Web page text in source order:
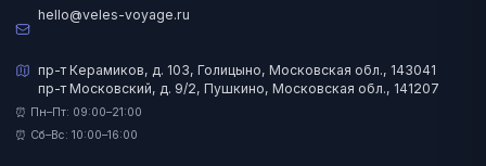
hello@veles-voyage.ru
пр-т Керамиков, д. 103, Голицыно, Московская обл., 143041
пр-т Московский, д. 9/2, Пушкино, Московская обл., 141207
⏰ Пн–Пт: 09:00–21:00
⏰ Сб–Вс: 10:00–16:00